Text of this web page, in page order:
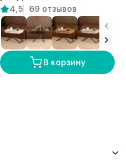
белый/амаретто
4,5 69 отзывов
В корзину